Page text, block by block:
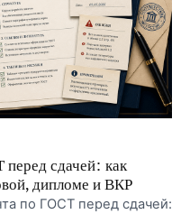
сдачей: как
дипломе и ВКР
по ГОСТ перед сдачей: